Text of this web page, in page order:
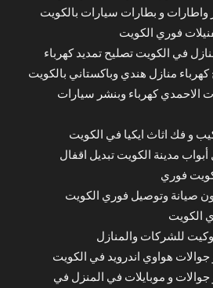
واطارات و بطارات سيارات بالكويت
فوري الكويت
في الكويت تصليح تمديد كهرباء
منازل هندي وباكستاني بالكويت
الاحمدي كهرباء وبنشر سيارات
و فك اثاث ايكيا في الكويت
مدينة الكويت تبديل اقفال
فوري
صيانة وتوصيل فوري الكويت
الكويت
للشركات والمنازل
هواوي اندرويد في الكويت
و موبايلات في المنزل في